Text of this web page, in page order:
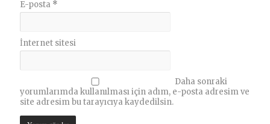
E-posta *
İnternet sitesi
Daha sonraki
yorumlarımda kullanılması için adım, e-posta adresim ve
site adresim bu tarayıcıya kaydedilsin.